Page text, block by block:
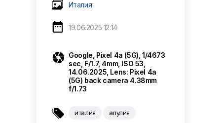
Италия
 19.06.2025 12:14
 Google, Pixel 4a (5G), 1/4673
sec, F/1.7, 4mm, ISO 53,
14.06.2025, Lens: Pixel 4a
(5G) back camera 4.38mm
f/1.73
 италия апулия